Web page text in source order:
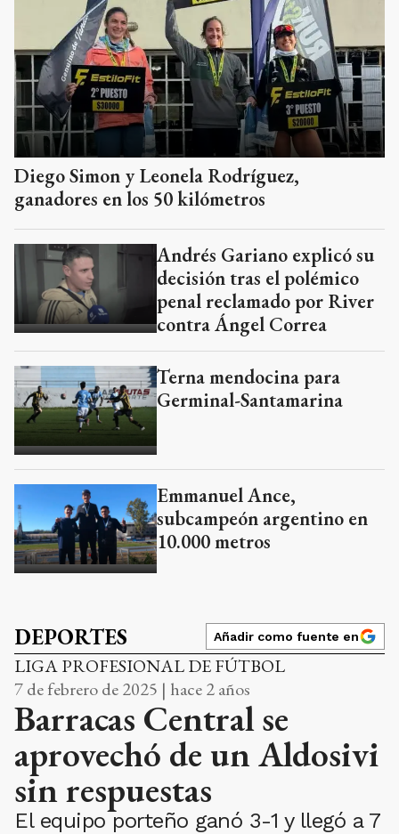
Diego Simon y Leonela Rodríguez,
ganadores en los 50 kilómetros
Andrés Gariano explicó su
decisión tras el polémico
penal reclamado por River
contra Ángel Correa
Terna mendocina para
Germinal-Santamarina
Emmanuel Ance,
subcampeón argentino en
10.000 metros
DEPORTES Añadir como fuente en
LIGA PROFESIONAL DE FÚTBOL
7 de febrero de 2025 | hace 2 años
Barracas Central se
aprovechó de un Aldosivi
sin respuestas
El equipo porteño ganó 3-1 y llegó a 7